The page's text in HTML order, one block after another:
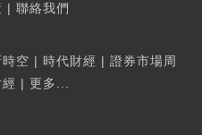
| 聯絡我們
時空 | 時代財經 | 證券市場周
| 更多...